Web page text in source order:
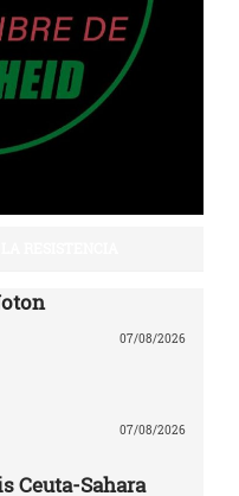
07/08/2026
07/08/2026
Ceuta-Sahara